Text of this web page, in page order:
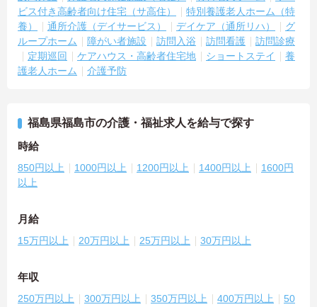
ビス付き高齢者向け住宅（サ高住）
特別養護老人ホーム（特
養）
通所介護（デイサービス） デイケア（通所リハ）
グ
ループホーム
障がい者施設 訪問入浴 訪問看護
訪問診療
定期巡回
ケアハウス・高齢者住宅地 ショートステイ
養
護老人ホーム
介護予防
福島県福島市の介護・福祉求人を給与で探す
時給
850円以上 1000円以上 1200円以上 1400円以上
1600円
以上
月給
15万円以上 20万円以上 25万円以上 30万円以上
年収
250万円以上 300万円以上 350万円以上 400万円以上
50